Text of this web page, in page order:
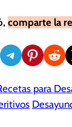
comparte la
en Facebook
Compartir en Telegram
Compartir enCompartir
para